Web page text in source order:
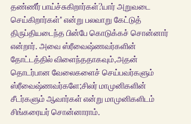
தண்ணீர் பாய்ச்சுகிறார்கள்?யார் அறுவடை
செய்கிறார்கள்" என்று பலவாறு கேட்டுத்
திருப்தியடைந்த பின்பே கொடுக்கச் சொன்னார்
என்றார். அவை ஸ்ரீவைஷ்ணவர்களின்
தோட்டத்தில் விளைந்ததாகவும்,அதன்
தொடர்பான வேலைகளைச் செய்பவர்களும்
ஸ்ரீவைஷ்ணவர்களே;சிலர் மாமுனிகளின்
சீடர்களும் ஆவார்கள் என்று மாமுனிகளிடம்
சிங்கரையர் சொன்னாராம்.